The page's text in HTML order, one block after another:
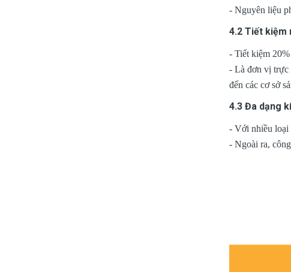
- Nguyên liệu
4.2 Tiết kiệm
- Tiết kiệm
- Là đơn vị trực
đến các cơ sở
4.3 Đa dạng
- Với nhiều loại
- Ngoài ra,